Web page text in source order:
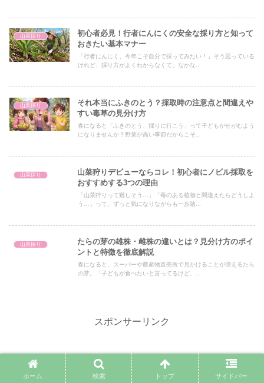
山菜採り
初心者必見！行者にんにくの安全な採り方と知って
おきたい基本マナー
「行者にんにく、今年こそ自分で採ってみたい！」そう思っている
けれど、採り方がよくわからなくて、なかな...
山菜採り
それ本当にふきのとう？採取時の注意点と間違えや
すい毒草の見分け方
春になると「ふきのとう、採りに行こう」って子どもがせがむよう
になりませんか？野菜が高い季節だからこそ...
山菜採り
山菜狩りデビューならコレ！初心者にノビル採取を
おすすめする3つの理由
「山菜狩りって難しそう…」「毒のある植物と間違えたらどうしよ
う…」って、ずっと気になりながらも一歩踏...
山菜採り
たらの芽の雄株・雌株の違いとは？見分け方のポイ
ントと特徴を徹底解説
春になると、スーパーや農産物直売所で見かけることが増えるたら
の芽。「子どもが食べたいと言ってるけど、...
スポンサーリンク
ホーム 検索 トップ サイドバー